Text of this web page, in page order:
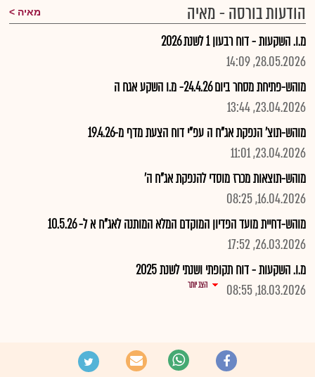
הודעות בורסה - מאיה מאיה
מ.ו. השקעות - דוח רבעון 1 לשנת 2026
28.05.2026, 14:09
מוהש-פתיחת מסחר ביום 24.4.26- מ.ו השקע אגח ה
23.04.2026, 13:44
מוהש-תוצ' הנפקת אג"ח ה עפ"י דוח הצעת מדף מ-19.4.26
23.04.2026, 11:01
מוהש-תוצאות מכרז מוסדי להנפקת אג"ח ה'
16.04.2026, 08:25
מוהש-דחיית מועד הפדיון המוקדם המלא המותנה לאג"ח א ל- 10.5.26
26.03.2026, 17:52
מ.ו. השקעות - דוח תקופתי ושנתי לשנת 2025
18.03.2026, 08:55
הצג יותר